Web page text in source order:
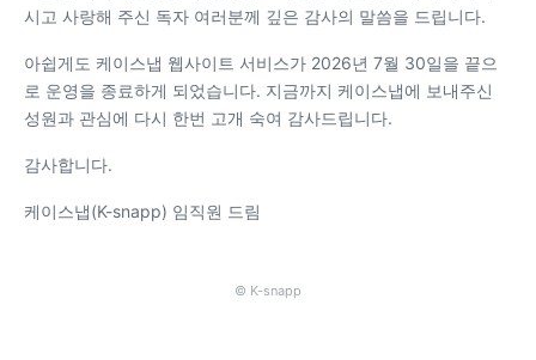
시고 사랑해 주신 독자 여러분께 깊은 감사의 말씀을 드립니다.
아쉽게도 케이스냅 웹사이트 서비스가 2026년 7월 30일을 끝으
로 운영을 종료하게 되었습니다. 지금까지 케이스냅에 보내주신
성원과 관심에 다시 한번 고개 숙여 감사드립니다.
감사합니다.
케이스냅(K-snapp) 임직원 드림
© K-snapp